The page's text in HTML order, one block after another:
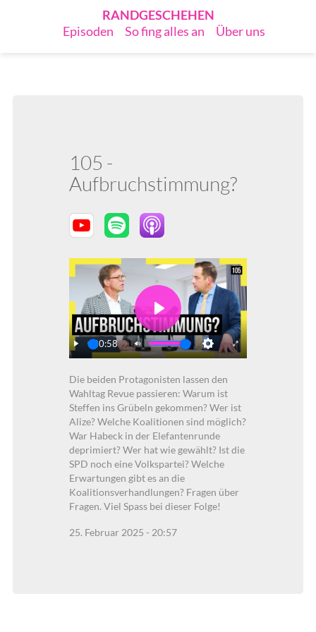
RANDGESCHEHEN
Episoden
So fing alles an Über uns
105 -
Aufbruchstimmung?
Play
20:58
Mute Settings
Enter
Play
Die beiden Protagonisten lassen den
Wahltag Revue passieren: Warum ist
Steffen ins Grübeln gekommen? Wer ist
Alize? Welche Koalitionen sind möglich?
War Habeck in der Elefantenrunde
deprimiert? Wer hat wie gewählt? Ist die
SPD noch eine Volkspartei? Welche
Erwartungen gibt es an die
Koalitionsverhandlungen? Fragen über
Fragen. Viel Spass bei dieser Folge!
25. Februar 2025 - 20:57